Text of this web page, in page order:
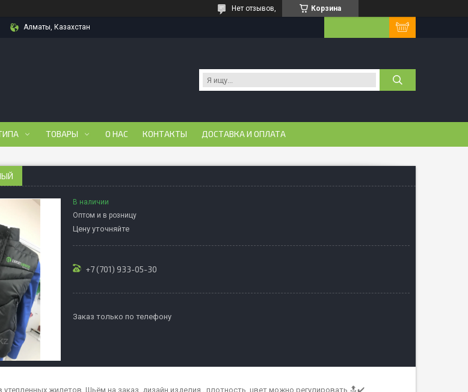
Корзина
Нет отзывов,
Алматы, Казахстан
ТОВАРЫ О НАС КОНТАКТЫ ДОСТАВКА И ОПЛАТА
В наличии
Оптом и в розницу
Цену уточняйте
+7 (701) 933-05-30
Заказ только по телефону
утепленных жилетов. Шьём на заказ, дизайн изделия , плотность, цвет можно регулировать 🔝✔️